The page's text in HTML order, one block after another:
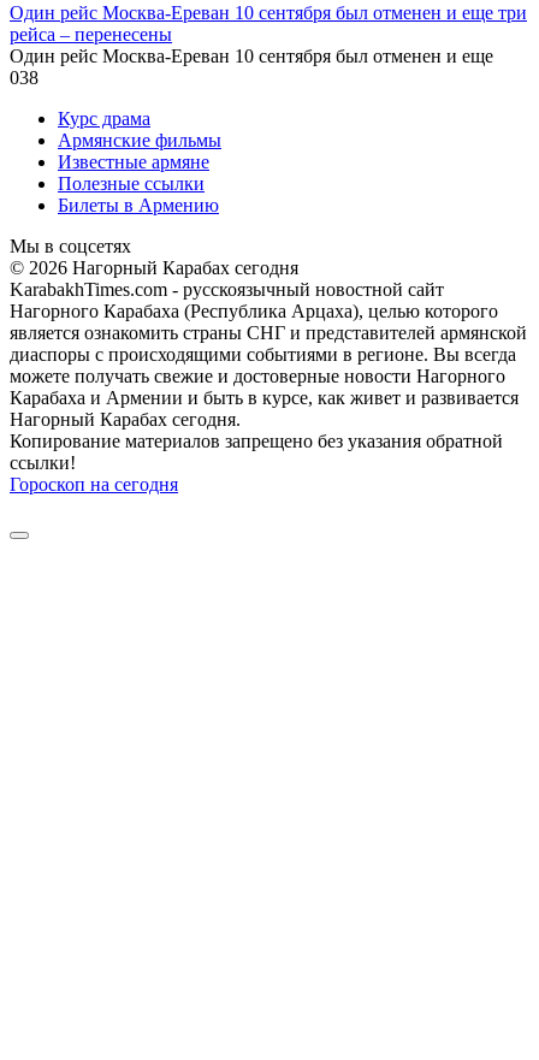
Один рейс Москва-Ереван 10 сентября был отменен и еще три
рейса – перенесены
Один рейс Москва-Ереван 10 сентября был отменен и еще
038
Курс драма
Армянские фильмы
Известные армяне
Полезные ссылки
Билеты в Армению
Мы в соцсетях
© 2026 Нагорный Карабах сегодня
KarabakhTimes.com - русскоязычный новостной сайт
Нагорного Карабаха (Республика Арцаха), целью которого
является ознакомить страны СНГ и представителей армянской
диаспоры с происходящими событиями в регионе. Вы всегда
можете получать свежие и достоверные новости Нагорного
Карабаха и Армении и быть в курсе, как живет и развивается
Нагорный Карабах сегодня.
Копирование материалов запрещено без указания обратной
ссылки!
Гороскоп на сегодня